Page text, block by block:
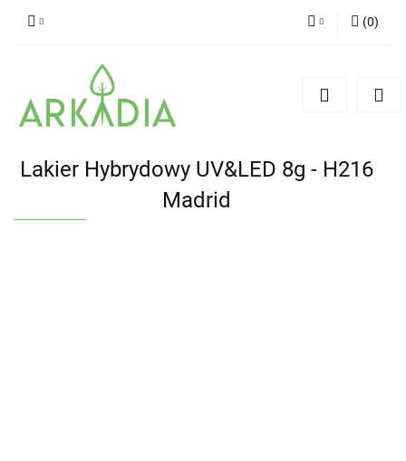
(0)
Lakier Hybrydowy UV&LED 8g - H216
Madrid